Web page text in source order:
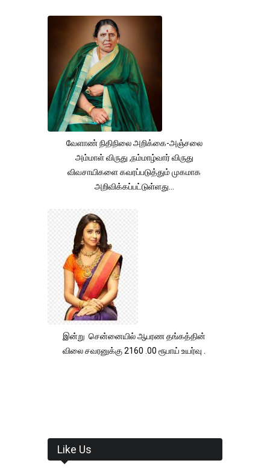
வேளாண் நிதிநிலை அறிக்கை-அஞ்சலை
அம்மாள் விருது ,நம்மாழ்வார் விருது
விவசாயிகளை கவரப்படுத்தும் முகமாக
அறிவிக்கப்பட்டுள்ளது...
இன்று சென்னையில் ஆபரண தங்கத்தின்
விலை சவரனுக்கு 2160 .00 ரூபாய் உயர்வு .
Like Us